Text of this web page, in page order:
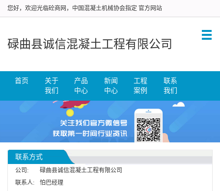
您好，欢迎光临砼商网，中国混凝土机械协会指定 官方网站
碌曲县诚信混凝土工程有限公司
首页
关于
我们
产品
中心
新闻
中心
工程
案例
联系
我们
联系方式
公司:
碌曲县诚信混凝土工程有限公司
联系人:
怕巴经理